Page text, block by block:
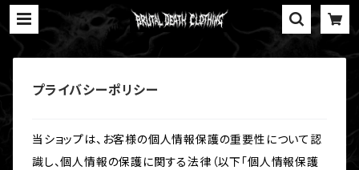
プライバシーポリシー
当ショップは、お客様の個人情報保護の重要性について認
識し、個人情報の保護に関する法律（以下「個人情報保護